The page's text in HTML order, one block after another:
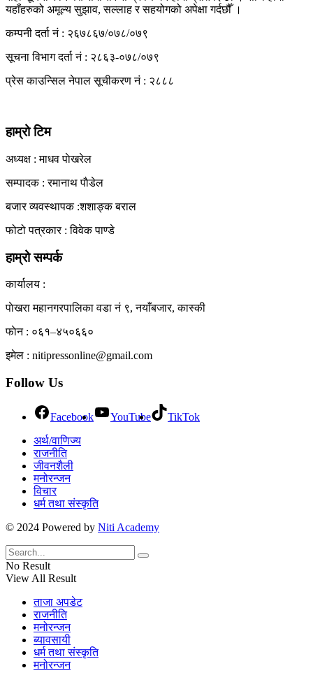
यहाँहरुको अमूल्य सुझाव, सल्लाह र सहयोगको अपेक्षा गर्दछौँ ।
कम्पनी दर्ता नं : २६७८६७/०७८/०७९
सूचना विभाग दर्ता नं : २८६३-०७८/०७९
प्रेस काउन्सिल नेपाल सूचीकरण नं : २८८८
हाम्रो टिम
अध्यक्ष : माधव पाेखरेल
सम्पादक : रमानाथ पाैडेल
बजार व्यवस्थापक :शशाङ्क बराल
फोटो पत्रकार : विवेक पाण्डे
हाम्रो सम्पर्क
कार्यालय :
पाेखरा महानगरपालिका वडा नं ९, नयाँबजार, कास्की
फाेन : ०६१–४५०६६०
इमेल : nitipressonline@gmail.com
Follow Us
Facebook YouTube
TikTok
अर्थ/वाणिज्य
राजनीति
जीवनशैली
मनोरन्जन
विचार
धर्म तथा संस्कृति
© 2024 Powered by Niti Academy
No Result
View All Result
ताजा अपडेट
राजनीति
मनोरन्जन
ब्यावसायी
धर्म तथा संस्कृति
मनोरन्जन